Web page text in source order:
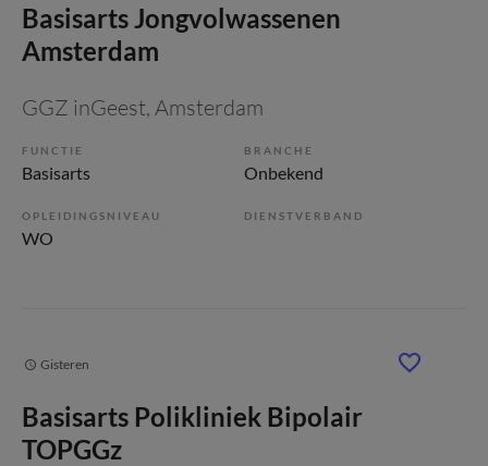
Basisarts Jongvolwassenen
Amsterdam
GGZ inGeest, Amsterdam
FUNCTIE
Basisarts
BRANCHE
Onbekend
OPLEIDINGSNIVEAU
WO
DIENSTVERBAND
Gisteren
Basisarts Polikliniek Bipolair
TOPGGz